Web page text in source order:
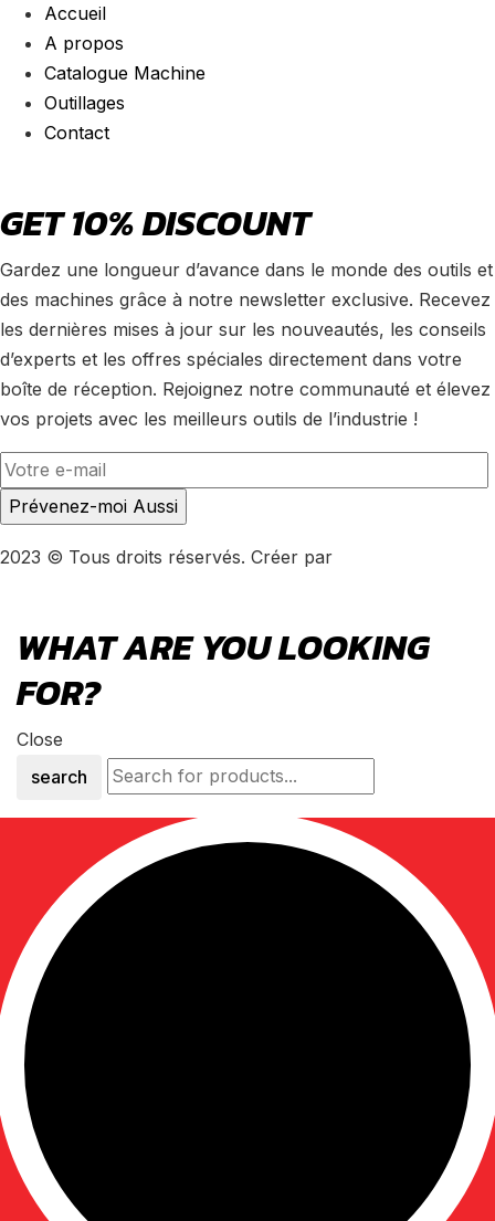
Accueil
A propos
Catalogue Machine
Outillages
Contact
GET 10% DISCOUNT
Gardez une longueur d’avance dans le monde des outils et
des machines grâce à notre newsletter exclusive. Recevez
les dernières mises à jour sur les nouveautés, les conseils
d’experts et les offres spéciales directement dans votre
boîte de réception. Rejoignez notre communauté et élevez
vos projets avec les meilleurs outils de l’industrie !
2023 © Tous droits réservés. Créer par
WHAT ARE YOU LOOKING
FOR?
Close
search